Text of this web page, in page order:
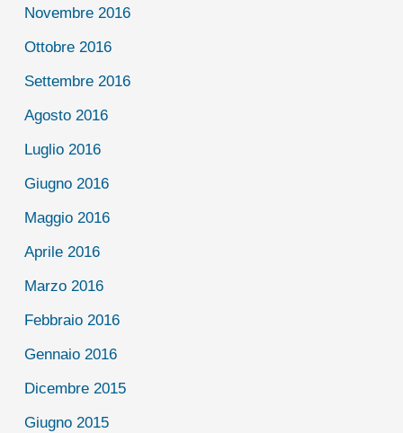
Novembre 2016
Ottobre 2016
Settembre 2016
Agosto 2016
Luglio 2016
Giugno 2016
Maggio 2016
Aprile 2016
Marzo 2016
Febbraio 2016
Gennaio 2016
Dicembre 2015
Giugno 2015